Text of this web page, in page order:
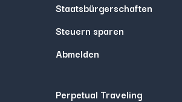
Staatsbürgerschaften
Steuern sparen
Abmelden
Perpetual Traveling